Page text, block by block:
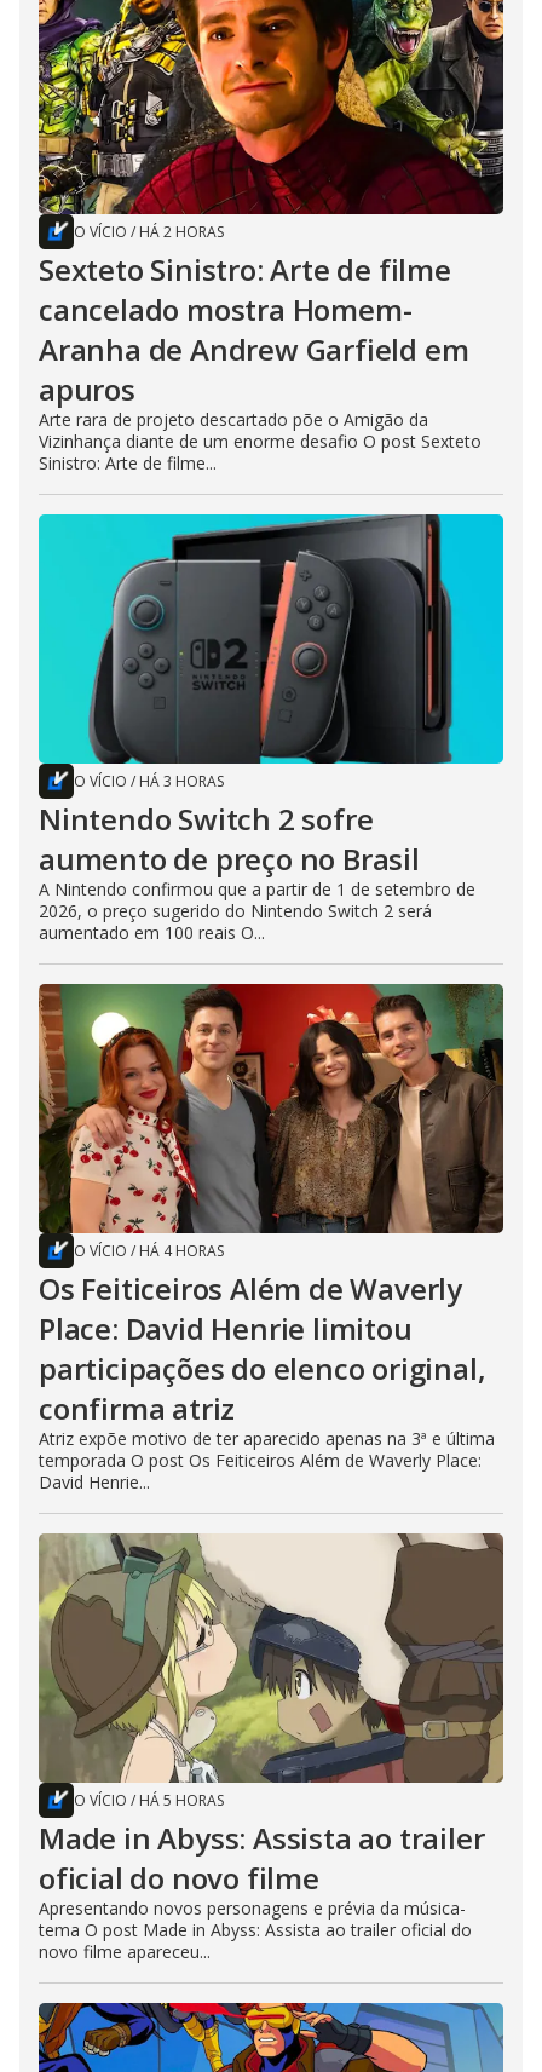
O VÍCIO / HÁ 2 HORAS
Sexteto Sinistro: Arte de filme
cancelado mostra Homem-
Aranha de Andrew Garfield em
apuros
Arte rara de projeto descartado põe o Amigão da
Vizinhança diante de um enorme desafio O post Sexteto
Sinistro: Arte de filme...
O VÍCIO / HÁ 3 HORAS
Nintendo Switch 2 sofre
aumento de preço no Brasil
A Nintendo confirmou que a partir de 1 de setembro de
2026, o preço sugerido do Nintendo Switch 2 será
aumentado em 100 reais O...
O VÍCIO / HÁ 4 HORAS
Os Feiticeiros Além de Waverly
Place: David Henrie limitou
participações do elenco original,
confirma atriz
Atriz expõe motivo de ter aparecido apenas na 3ª e última
temporada O post Os Feiticeiros Além de Waverly Place:
David Henrie...
O VÍCIO / HÁ 5 HORAS
Made in Abyss: Assista ao trailer
oficial do novo filme
Apresentando novos personagens e prévia da música-
tema O post Made in Abyss: Assista ao trailer oficial do
novo filme apareceu...